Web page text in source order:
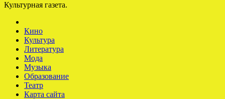
Культурная газета.
Кино
Культура
Литература
Мода
Музыка
Образование
Театр
Карта сайта